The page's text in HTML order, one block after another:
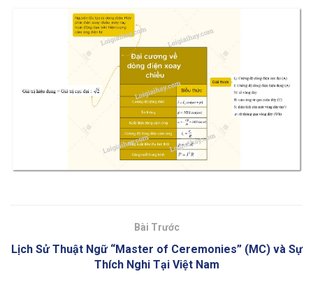
Bài Trước
Lịch Sử Thuật Ngữ “Master of Ceremonies” (MC) và Sự
Thích Nghi Tại Việt Nam